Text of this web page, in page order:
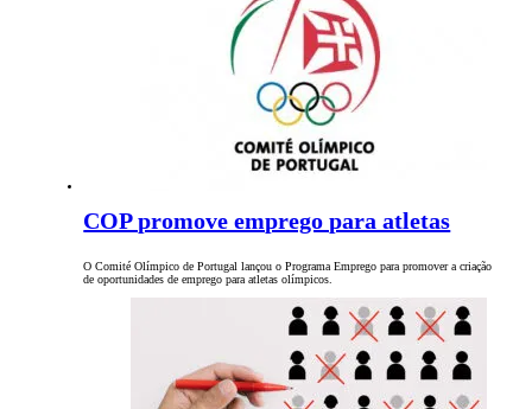
COP promove emprego para atletas
O Comité Olímpico de Portugal lançou o Programa Emprego para promover a criação
de oportunidades de emprego para atletas olímpicos.